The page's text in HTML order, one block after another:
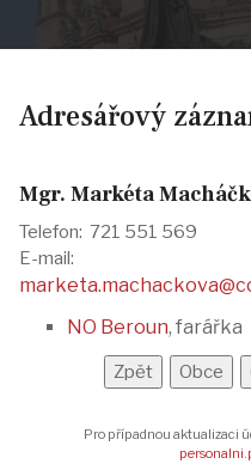
Adresářový
Mgr. Markéta
Telefon: 721 551 569
E-mail:
NO Beroun, farářka
Pro případnou aktualizaci